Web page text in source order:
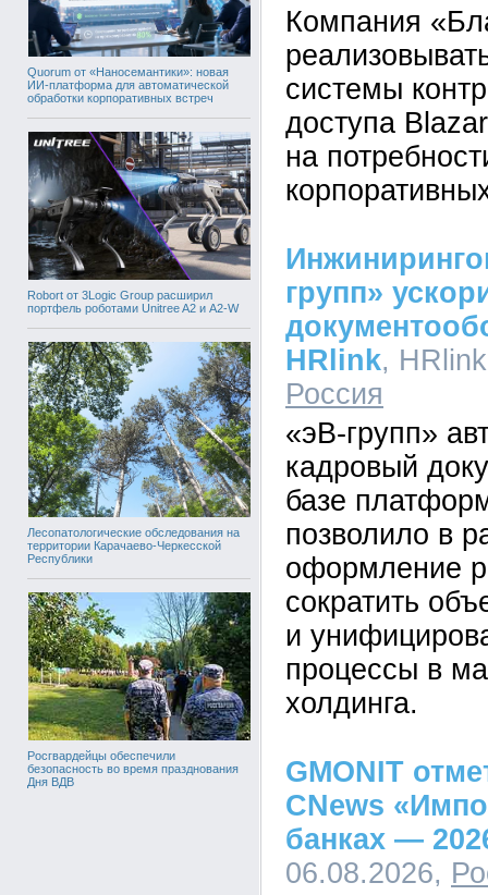
Quorum от «Наносемантики»: новая
ИИ-платформа для автоматической
обработки корпоративных встреч
Robort от 3Logic Group расширил
портфель роботами Unitree A2 и A2-W
Лесопатологические обследования на
территории Карачаево-Черкесской
Республики
Росгвардейцы обеспечили
безопасность во время празднования
Дня ВДВ
Компания
системы
доступа
на
групп»
HRlink,
Россия
«эВ-групп»
кадровый
базе
позволило в
оформление
сократить
и
процессы в
холдинга.
GMONIT
CNews
банках —
06.08.2026,